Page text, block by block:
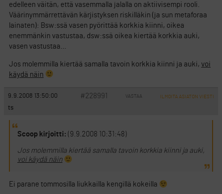
edelleen väitän, että vasemmalla jalalla on aktiivisempi rooli.
Väärinymmärrettävän kärjistyksen riskilläkin (ja sun metaforaa
lainaten): Bsw:ssä vasen pyörittää korkkia kiinni, oikea
enemmänkin vastustaa, dsw:ssä oikea kiertää korkkia auki,
vasen vastustaa…
Jos molemmilla kiertää samalla tavoin korkkia kiinni ja auki, voi
käydä näin
9.9.2008 13:50:00 #228991 VASTAA ILMOITA ASIATON VIESTI
ts
Scoop kirjoitti: (9.9.2008 10:31:48)
Jos molemmilla kiertää samalla tavoin korkkia kiinni ja auki,
voi käydä näin
Ei parane tommosilla liukkailla kengillä kokeilla